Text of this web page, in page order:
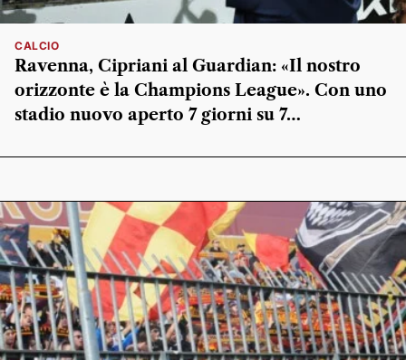
CALCIO
Ravenna, Cipriani al Guardian: «Il nostro
orizzonte è la Champions League». Con uno
stadio nuovo aperto 7 giorni su 7…